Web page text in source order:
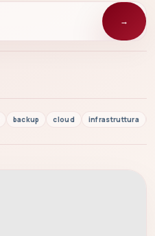
→
backup cloud infrastruttura